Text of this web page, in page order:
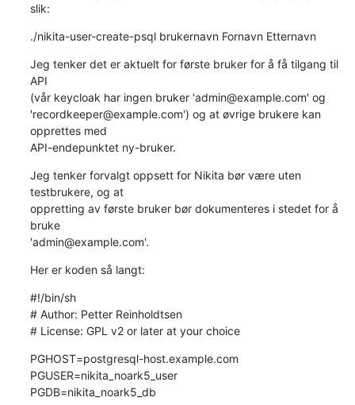
slik:
./nikita-user-create-psql brukernavn Fornavn Etternavn
Jeg tenker det er aktuelt for første bruker for å få tilgang til
API
(vår keycloak har ingen bruker 'admin@example.com' og
'recordkeeper@example.com') og at øvrige brukere kan
opprettes med
API-endepunktet ny-bruker.
Jeg tenker forvalgt oppsett for Nikita bør være uten
testbrukere, og at
oppretting av første bruker bør dokumenteres i stedet for å
bruke
'admin@example.com'.
Her er koden så langt:
#!/bin/sh
# Author: Petter Reinholdtsen
# License: GPL v2 or later at your choice
PGHOST=postgresql-host.example.com
PGUSER=nikita_noark5_user
PGDB=nikita_noark5_db